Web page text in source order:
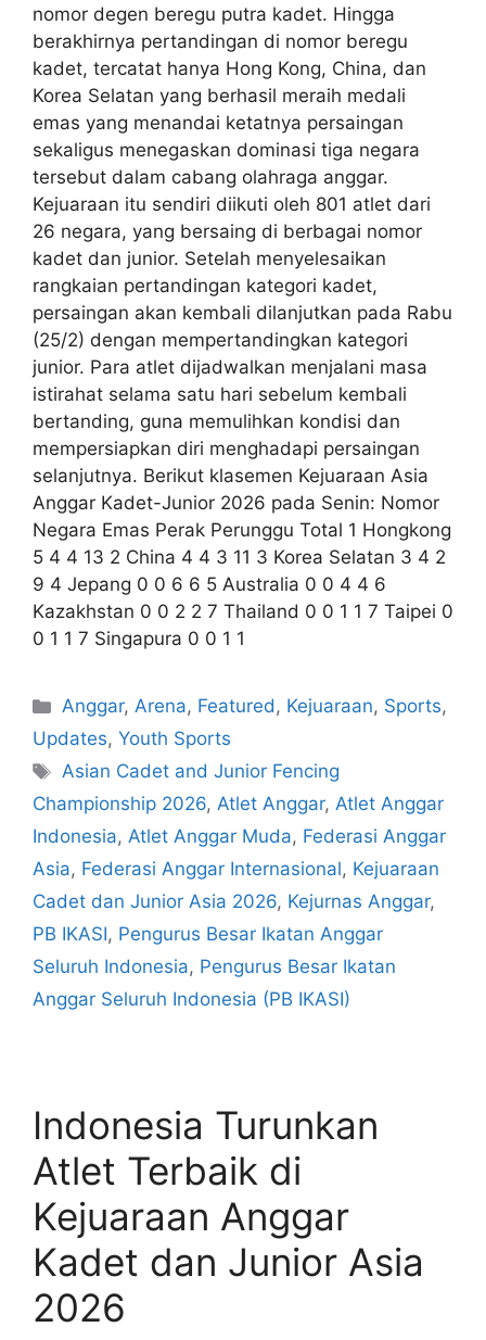
nomor degen beregu putra kadet. Hingga
berakhirnya pertandingan di nomor beregu
kadet, tercatat hanya Hong Kong, China, dan
Korea Selatan yang berhasil meraih medali
emas yang menandai ketatnya persaingan
sekaligus menegaskan dominasi tiga negara
tersebut dalam cabang olahraga anggar.
Kejuaraan itu sendiri diikuti oleh 801 atlet dari
26 negara, yang bersaing di berbagai nomor
kadet dan junior. Setelah menyelesaikan
rangkaian pertandingan kategori kadet,
persaingan akan kembali dilanjutkan pada Rabu
(25/2) dengan mempertandingkan kategori
junior. Para atlet dijadwalkan menjalani masa
istirahat selama satu hari sebelum kembali
bertanding, guna memulihkan kondisi dan
mempersiapkan diri menghadapi persaingan
selanjutnya. Berikut klasemen Kejuaraan Asia
Anggar Kadet-Junior 2026 pada Senin: Nomor
Negara Emas Perak Perunggu Total 1 Hongkong
5 4 4 13 2 China 4 4 3 11 3 Korea Selatan 3 4 2
9 4 Jepang 0 0 6 6 5 Australia 0 0 4 4 6
Kazakhstan 0 0 2 2 7 Thailand 0 0 1 1 7 Taipei 0
0 1 1 7 Singapura 0 0 1 1
Anggar,Arena, Featured, Kejuaraan, Sports,
Updates, Youth Sports
Asian Cadet and Junior Fencing
Championship 2026, Atlet Anggar, Atlet Anggar
Indonesia, Atlet Anggar Muda, Federasi Anggar
Asia, Federasi Anggar Internasional, Kejuaraan
Cadet dan Junior Asia 2026, Kejurnas Anggar,
PB IKASI, Pengurus Besar Ikatan Anggar
Seluruh Indonesia, Pengurus Besar Ikatan
Anggar Seluruh Indonesia (PB IKASI)
Indonesia Turunkan
Atlet Terbaik di
Kejuaraan Anggar
Kadet dan Junior Asia
2026